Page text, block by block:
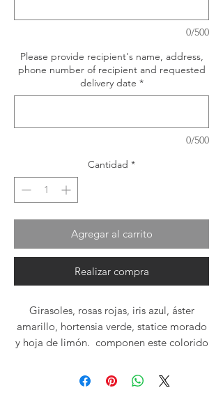
0/500
Please provide recipient's name, address,
phone number of recipient and requested
delivery date *
0/500
Cantidad *
Agregar al carrito
Realizar compra
Girasoles, rosas rojas, iris azul, áster
amarillo, hortensia verde, statice morado
y hoja de limón. componen este colorido
transparente